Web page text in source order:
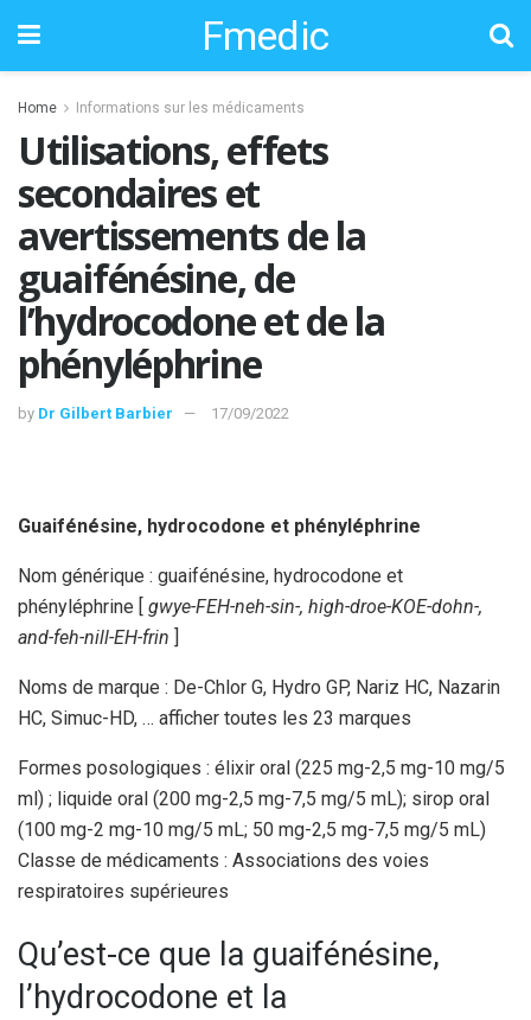
Fmedic
Home Informations sur les médicaments
Utilisations, effets
secondaires et
avertissements de la
guaifénésine, de
l’hydrocodone et de la
phényléphrine
by Dr Gilbert Barbier 17/09/2022
Guaifénésine, hydrocodone et phényléphrine
Nom générique : guaifénésine, hydrocodone et
phényléphrine [ gwye-FEH-neh-sin-, high-droe-KOE-dohn-,
and-feh-nill-EH-frin ]
Noms de marque : De-Chlor G, Hydro GP, Nariz HC, Nazarin
HC, Simuc-HD, … afficher toutes les 23 marques
Formes posologiques : élixir oral (225 mg-2,5 mg-10 mg/5
ml) ; liquide oral (200 mg-2,5 mg-7,5 mg/5 mL); sirop oral
(100 mg-2 mg-10 mg/5 mL; 50 mg-2,5 mg-7,5 mg/5 mL)
Classe de médicaments : Associations des voies
respiratoires supérieures
Qu’est-ce que la guaifénésine,
l’hydrocodone et la